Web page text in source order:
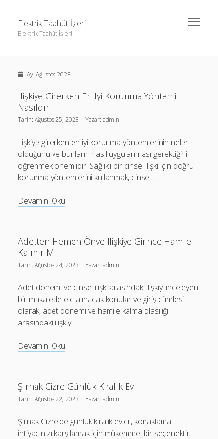
Elektrik Taahüt İşleri
Elektrik Taahüt İşleri
menüyü
aç
Liste
Sayfa Listesi
Tiktok Takipçi Hilesi Şifresiz
Instagram Gizli Story İzleme
Tiktok Takipçi Hilesi Şifresiz
Ücretsiz Instagram Bayan Takipçi Hilesi
Ay:Ağustos 2023
Ilişkiye Girerken En Iyi Korunma Yöntemi
Nasıldır
Tarih:Ağustos 25, 2023 | Yazar:admin
Ilişkiye girerken en iyi korunma yöntemlerinin neler
olduğunu ve bunların nasıl uygulanması gerektiğini
öğrenmek önemlidir. Sağlıklı bir cinsel ilişki için doğru
korunma yöntemlerini kullanmak, cinsel…
Devamını Oku
Korunma
Nasıldır
Adetten Hemen Önve Ilişkiye Girince Hamile
Kalınır Mı
Tarih:Ağustos 24, 2023 | Yazar:admin
Adet dönemi ve cinsel ilişki arasındaki ilişkiyi inceleyen
bir makalede ele alınacak konular ve giriş cümlesi
olarak, adet dönemi ve hamile kalma olasılığı
arasındaki ilişkiyi…
Devamını Oku
Ilişkiye
Girince
Hamile
Mı
Şırnak Cizre Günlük Kiralık Ev
Tarih:Ağustos 22, 2023 | Yazar:admin
Şırnak Cizre’de günlük kiralık evler, konaklama
ihtiyacınızı karşılamak için mükemmel bir seçenektir.